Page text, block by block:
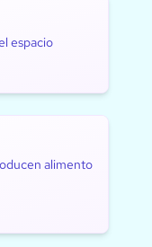
espacio
alimento